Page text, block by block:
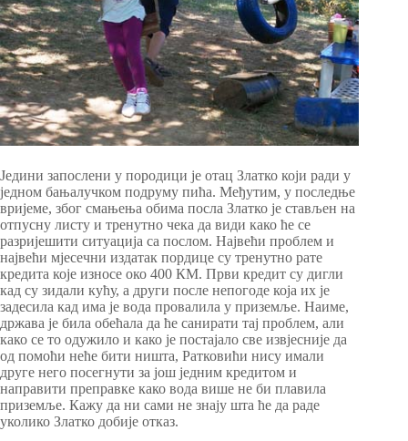
Једини запослени у породици је отац Златко који ради у
једном бањалучком подруму пића. Међутим, у последње
вријеме, због смањења обима посла Златко је стављен на
отпусну листу и тренутно чека да види како ће се
разријешити ситуација са послом. Највећи проблем и
највећи мјесечни издатак пордице су тренутно рате
кредита које износе око 400 КМ. Први кредит су дигли
кад су зидали кућу, а други после непогоде која их је
задесила кад има је вода провалила у приземље. Наиме,
држава је била обећала да ће санирати тај проблем, али
како се то одужило и како је постајало све извјесније да
од помоћи неће бити ништа, Ратковићи нису имали
друге него посегнути за још једним кредитом и
направити преправке како вода више не би плавила
приземље. Кажу да ни сами не знају шта ће да раде
уколико Златко добије отказ.